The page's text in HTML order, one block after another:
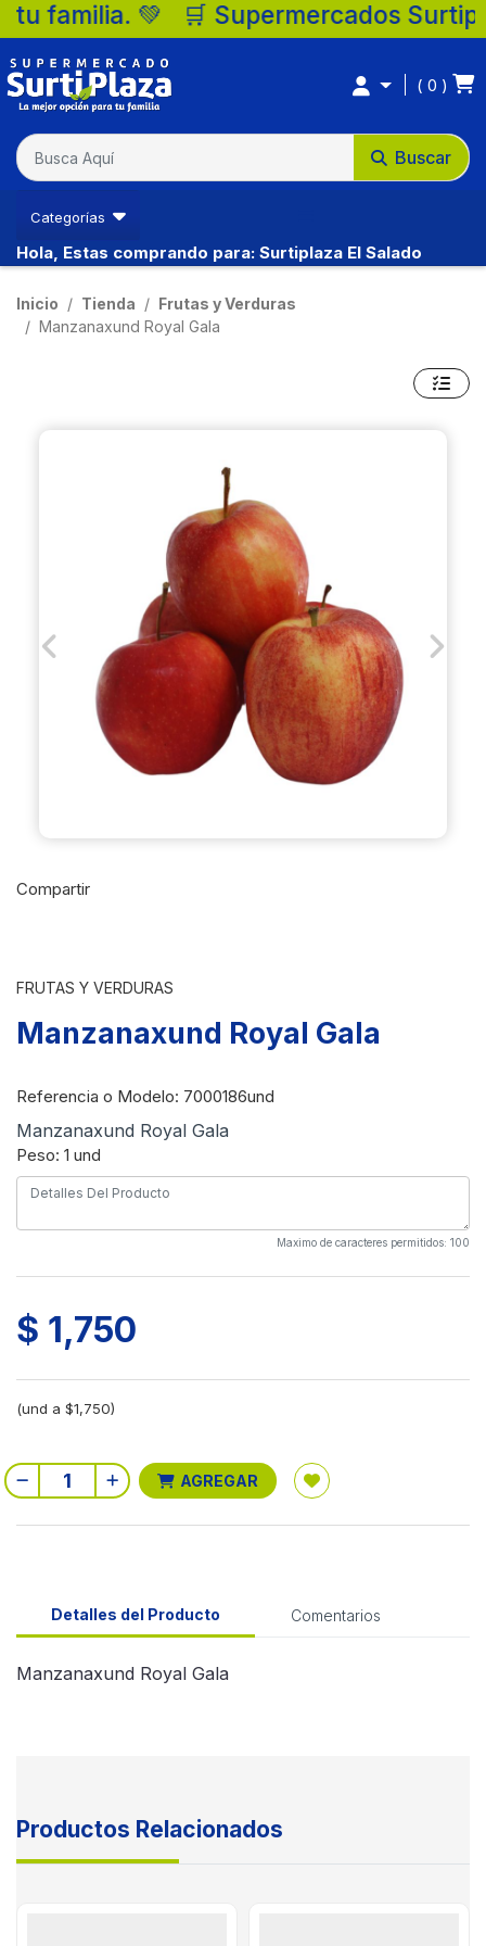
Surtiplaza, la mejor
Buscar
0
Categorías
Hola, Estas comprando para: Surtiplaza El Salado
Inicio Tienda
Frutas y Verduras
Manzanaxund Royal Gala
Previous Next
Compartir
FRUTAS Y VERDURAS
Manzanaxund Royal Gala
Referencia o Modelo: 7000186und
Manzanaxund Royal Gala
Peso: 1 und
Maximo de caracteres permitidos: 100
$ 1,750
(und a $1,750)
AGREGAR
Detalles del Producto Comentarios
Manzanaxund Royal Gala
Productos Relacionados